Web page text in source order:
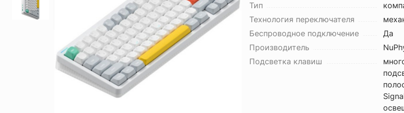
Тип
Технология переключателя
Беспроводное подключение
Да
Производитель
Подсветка клавиш